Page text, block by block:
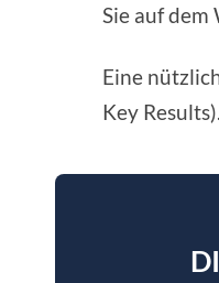
Sie auf dem
Eine
Key